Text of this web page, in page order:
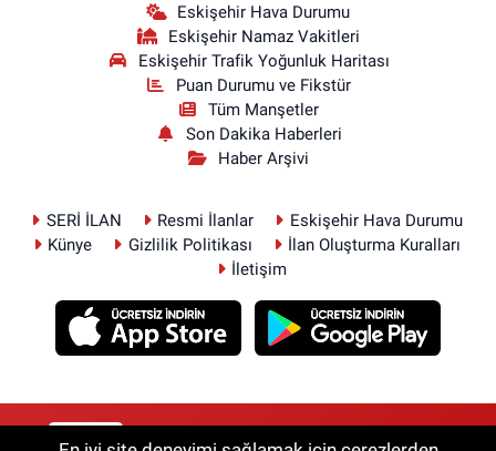
Eskişehir Hava Durumu
Eskişehir Namaz Vakitleri
Eskişehir Trafik Yoğunluk Haritası
Puan Durumu ve Fikstür
Tüm Manşetler
Son Dakika Haberleri
Haber Arşivi
SERİ İLAN Resmi İlanlar
Eskişehir Hava Durumu
Künye
Gizlilik Politikası
İlan Oluşturma Kuralları
İletişim
RSS Copyright © 2026. Her hakkı saklıdır.